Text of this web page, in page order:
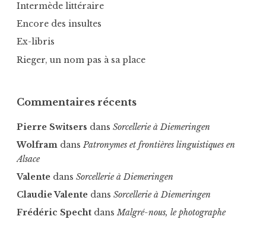
Intermède littéraire
Encore des insultes
Ex-libris
Rieger, un nom pas à sa place
Commentaires récents
Pierre Switsers dans Sorcellerie à Diemeringen
Wolfram dans Patronymes et frontières linguistiques en
Alsace
Valente dans Sorcellerie à Diemeringen
Claudie Valente dans Sorcellerie à Diemeringen
Frédéric Specht dansMalgré-nous, le photographe